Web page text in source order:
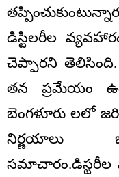
డిస్టిల‌రీల
చెప్పార‌ని
త‌న ప్ర‌మేయం
బెంగ‌ళూరు ల‌లో
నిర్ణ‌యాలు
స‌మాచారం.డిస్ట‌రీల